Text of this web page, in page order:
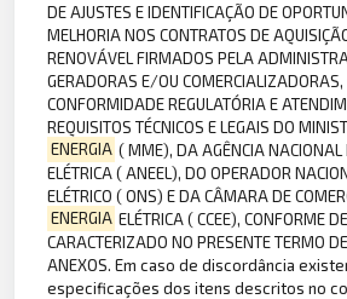
DE AJUSTES E IDENTIFICAÇÃO DE
MELHORIA NOS CONTRATOS DE
RENOVÁVEL FIRMADOS PELA
GERADORAS E/OU
CONFORMIDADE REGULATÓRIA E
REQUISITOS TÉCNICOS E LEGAIS DO
ENERGIA ( MME), DA AGÊNCIA NACIONAL
ELÉTRICA ( ANEEL), DO OPERADOR
ELÉTRICO ( ONS) E DA CÂMARA DE
ENERGIA ELÉTRICA ( CCEE), CONFORME
CARACTERIZADO NO PRESENTE TERMO
ANEXOS. Em caso de discordância
especificações dos itens descritos no